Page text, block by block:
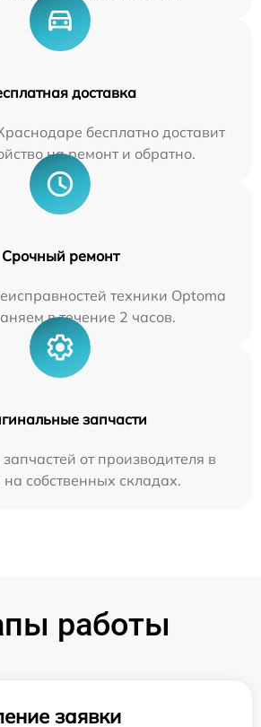
доставка
бесплатно доставит
на ремонт и обратно.
Срочный ремонт
техники Optoma
в течение 2 часов.
запчасти
от производителя в
собственных складах.
работы
заявки